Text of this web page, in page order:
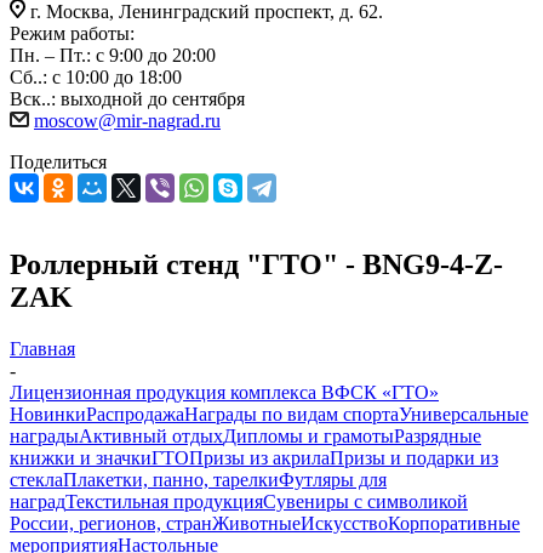
г. Москва, Ленинградский проспект, д. 62.
Режим работы:
Пн. – Пт.: с 9:00 до 20:00
Сб..: с 10:00 до 18:00
Вск..: выходной до сентября
moscow@mir-nagrad.ru
Поделиться
Роллерный стенд "ГТО" - BNG9-4-Z-
ZAK
Главная
-
Лицензионная продукция комплекса ВФСК «ГТО»
НовинкиРаспродажаНаграды по видам спортаУниверсальные
наградыАктивный отдыхДипломы и грамотыРазрядные
книжки и значкиГТОПризы из акрилаПризы и подарки из
стеклаПлакетки, панно, тарелкиФутляры для
наградТекстильная продукцияСувениры с символикой
России, регионов, странЖивотныеИскусствоКорпоративные
мероприятияНастольные